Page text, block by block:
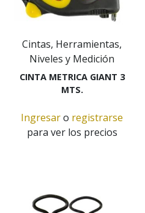
Cintas, Herramientas,
Niveles y Medición
CINTA METRICA GIANT 3
MTS.
Ingresaro registrarse
para ver los precios